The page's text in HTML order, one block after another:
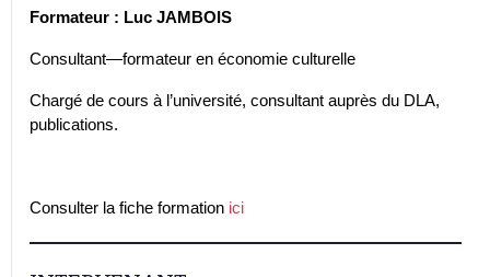
Formateur : Luc JAMBOIS
Consultant—formateur en économie culturelle
Chargé de cours à l’université, consultant auprès du DLA,
publications.
Consulter la fiche formation ici